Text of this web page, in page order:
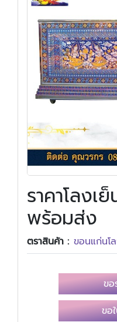
ราคาโลง
พร้อมส่ง
ตราสินค้า : ขอนแก่นโ
ขอ
ขอ